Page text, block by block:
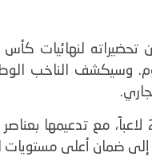
لنهائيات كأس
وسيكشف الناخب
ومن المتوقع أن تشمل القائمة الأولية
ضمان أعلى مستويات